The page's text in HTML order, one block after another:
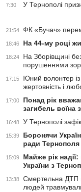
7:30 У Тернополі
21:54 ФК «Бучач»
18:46 На 44-му році
18:24
На Зборівщині
порушеннями
17:15
Юний волонтер
жертовність і
17:00
Понад рік
загибель воїна
16:48 У Тернополі
15:39
Боронячи
ради
15:09
Майже рік
України з
13:38
Смертельна ДТП
людей